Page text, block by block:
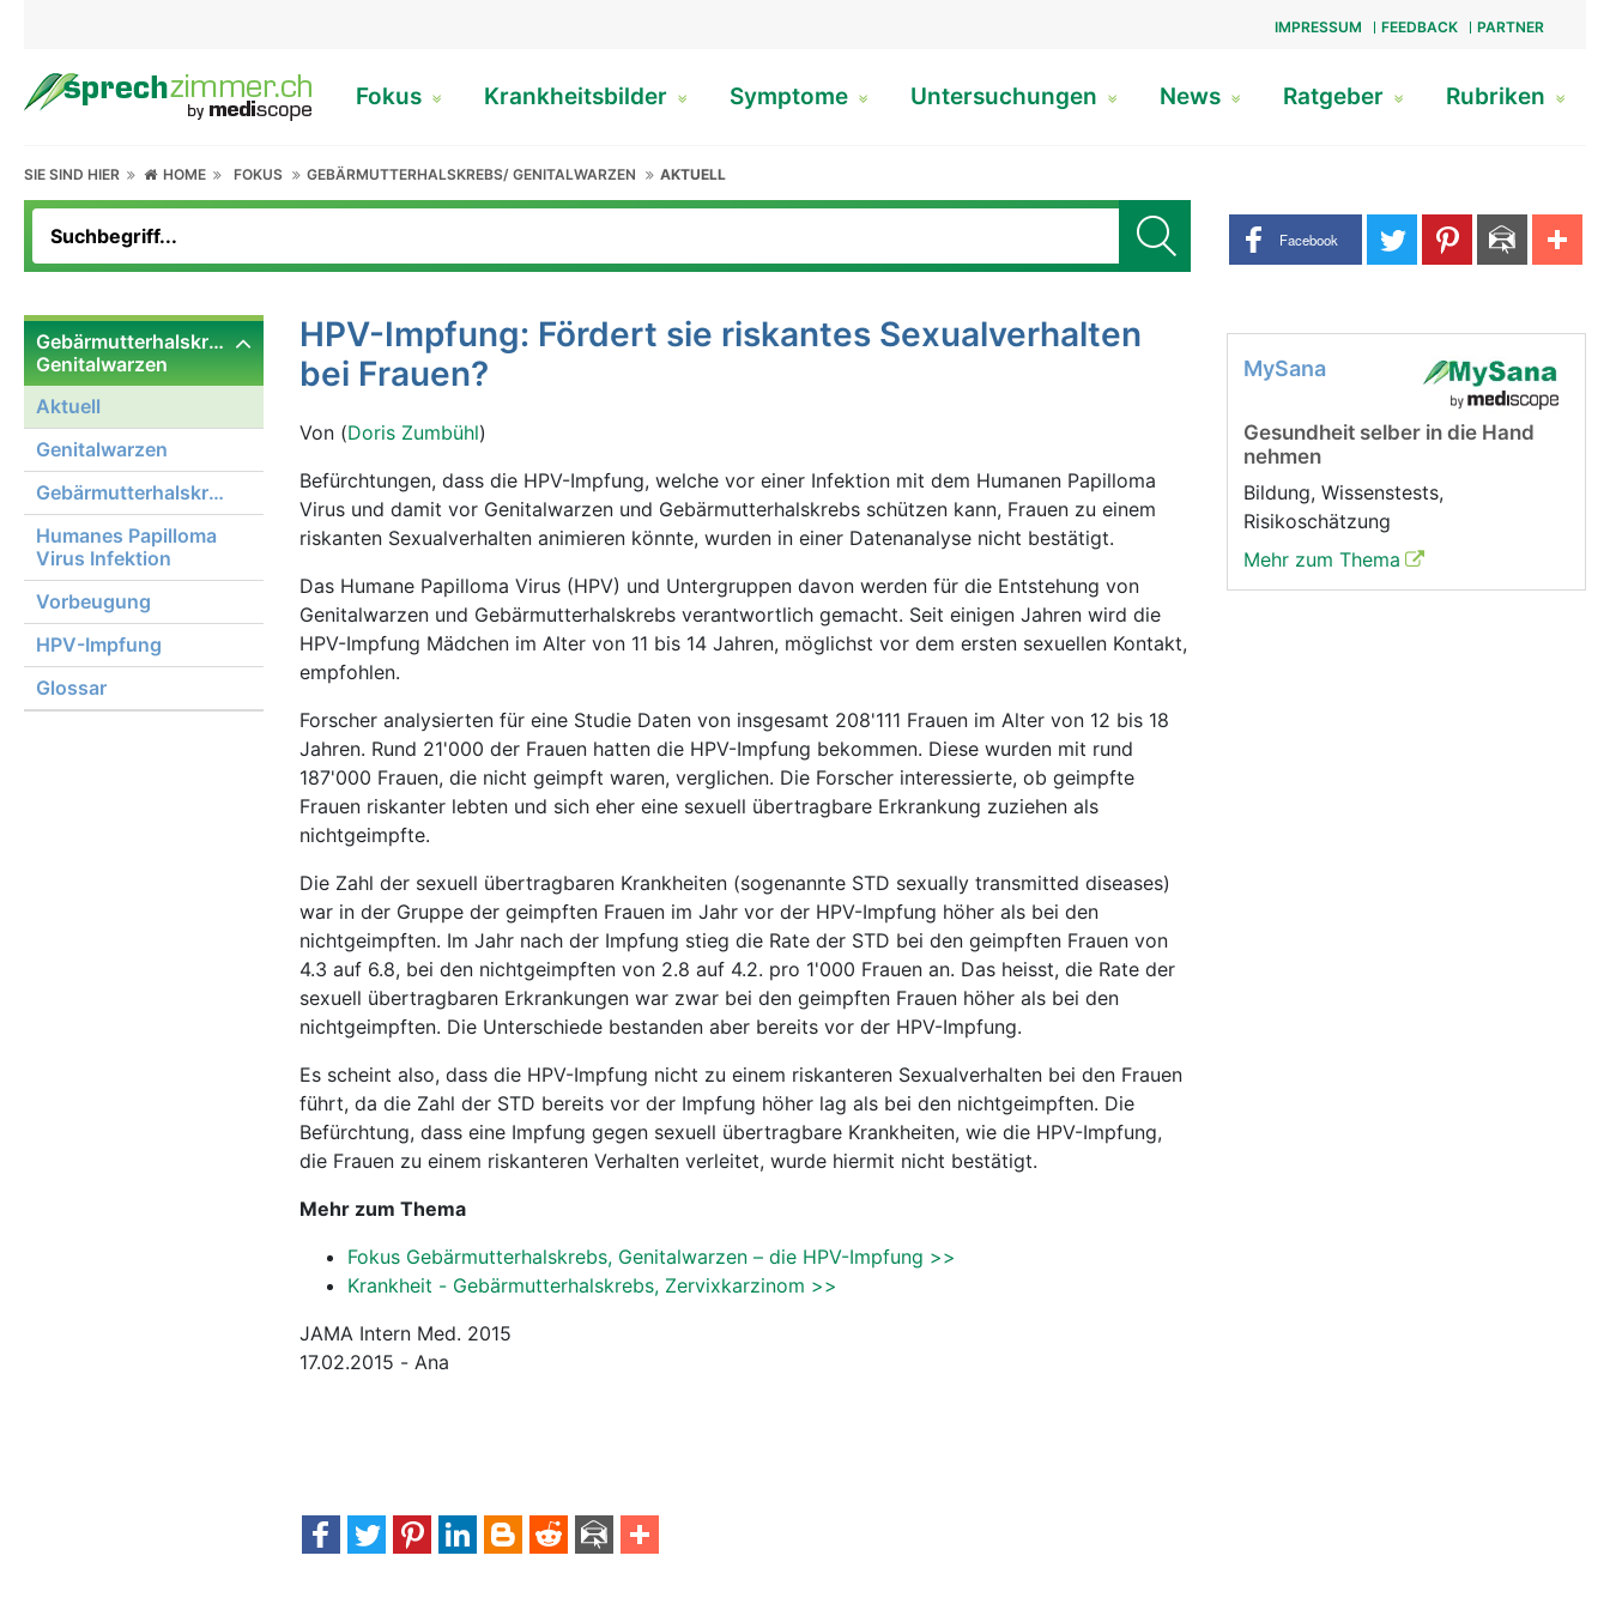
IMPRESSUM FEEDBACK PARTNER
Fokus Krankheitsbilder Symptome Untersuchungen News Ratgeber Rubriken
SIE SIND HIER HOME FOKUS GEBÄRMUTTERHALSKREBS/ GENITALWARZEN AKTUELL
Share buttons
Facebook
Gebärmutterhalskrebs/
Genitalwarzen
Aktuell
Genitalwarzen
Gebärmutterhalskrebs
Humanes Papilloma
Virus Infektion
Vorbeugung
HPV-Impfung
Glossar
HPV-Impfung: Fördert sie riskantes Sexualverhalten
bei Frauen?
Von (Doris Zumbühl)
Befürchtungen, dass die HPV-Impfung, welche vor einer Infektion mit dem Humanen Papilloma
Virus und damit vor Genitalwarzen und Gebärmutterhalskrebs schützen kann, Frauen zu einem
riskanten Sexualverhalten animieren könnte, wurden in einer Datenanalyse nicht bestätigt.
Das Humane Papilloma Virus (HPV) und Untergruppen davon werden für die Entstehung von
Genitalwarzen und Gebärmutterhalskrebs verantwortlich gemacht. Seit einigen Jahren wird die
HPV-Impfung Mädchen im Alter von 11 bis 14 Jahren, möglichst vor dem ersten sexuellen Kontakt,
empfohlen.
Forscher analysierten für eine Studie Daten von insgesamt 208'111 Frauen im Alter von 12 bis 18
Jahren. Rund 21'000 der Frauen hatten die HPV-Impfung bekommen. Diese wurden mit rund
187'000 Frauen, die nicht geimpft waren, verglichen. Die Forscher interessierte, ob geimpfte
Frauen riskanter lebten und sich eher eine sexuell übertragbare Erkrankung zuziehen als
nichtgeimpfte.
Die Zahl der sexuell übertragbaren Krankheiten (sogenannte STD sexually transmitted diseases)
war in der Gruppe der geimpften Frauen im Jahr vor der HPV-Impfung höher als bei den
nichtgeimpften. Im Jahr nach der Impfung stieg die Rate der STD bei den geimpften Frauen von
4.3 auf 6.8, bei den nichtgeimpften von 2.8 auf 4.2. pro 1'000 Frauen an. Das heisst, die Rate der
sexuell übertragbaren Erkrankungen war zwar bei den geimpften Frauen höher als bei den
nichtgeimpften. Die Unterschiede bestanden aber bereits vor der HPV-Impfung.
Es scheint also, dass die HPV-Impfung nicht zu einem riskanteren Sexualverhalten bei den Frauen
führt, da die Zahl der STD bereits vor der Impfung höher lag als bei den nichtgeimpften. Die
Befürchtung, dass eine Impfung gegen sexuell übertragbare Krankheiten, wie die HPV-Impfung,
die Frauen zu einem riskanteren Verhalten verleitet, wurde hiermit nicht bestätigt.
Mehr zum Thema
Fokus Gebärmutterhalskrebs, Genitalwarzen – die HPV-Impfung >>
Krankheit - Gebärmutterhalskrebs, Zervixkarzinom >>
JAMA Intern Med. 2015
17.02.2015 - Ana
MySana
Gesundheit selber in die Hand
nehmen
Bildung, Wissenstests,
Risikoschätzung
Mehr zum Thema